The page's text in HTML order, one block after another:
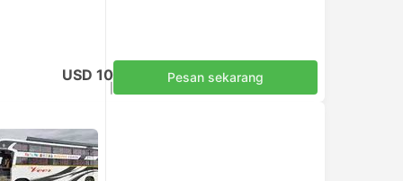
USD 10 Pesan sekarang